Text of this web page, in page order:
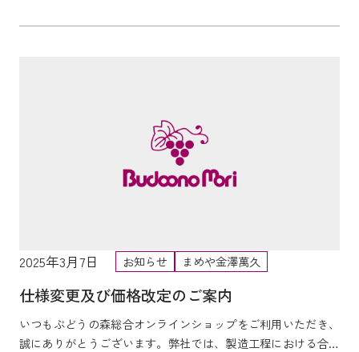
順...
2025年3月7日 お知らせ まめや金澤萬久
仕様変更及び価格改定のご案内
いつもぶどうの森総合オンラインショップをご利用いただき、
誠にありがとうございます。弊社では、製造工程における合理